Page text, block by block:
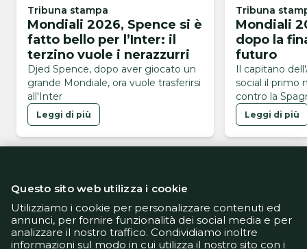
Tribuna stampa
Mondiali 2026, Spence si è
fatto bello per l’Inter: il
terzino vuole i nerazzurri
Djed Spence, dopo aver giocato un
grande Mondiale, ora vuole trasferirsi
all'Inter
Leggi di più
Tribuna
Mondiali
dopo la
futuro
Il capitano
social il primo
contro la
Mondiali 2026
Leggi di più
Informativa Privacy
Questo sito web utilizza i cookie
Utilizziamo i cookie per personalizzare contenuti ed
annunci, per fornire funzionalità dei social media e per
analizzare il nostro traffico. Condividiamo inoltre
informazioni sul modo in cui utilizza il nostro sito con i